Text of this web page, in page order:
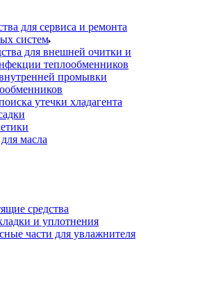
для сервиса и ремонта
систем
для внешней очитки и
теплообменников
промывки
утечки хладагента
масла
средства
и уплотнения
части для увлажнителя